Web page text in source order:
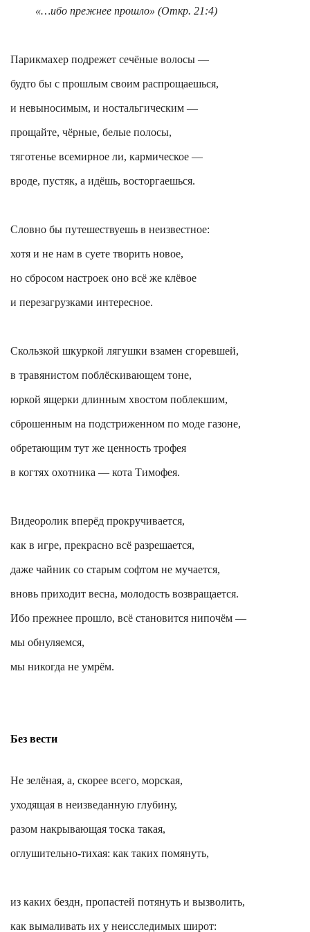
«…ибо прежнее прошло» (Откр. 21:4)
Парикмахер подрежет сечёные волосы —
будто бы с прошлым своим распрощаешься,
и невыносимым, и ностальгическим —
прощайте, чёрные, белые полосы,
тяготенье всемирное ли, кармическое —
вроде, пустяк, а идёшь, восторгаешься.
Словно бы путешествуешь в неизвестное:
хотя и не нам в суете творить новое,
но сбросом настроек оно всё же клёвое
и перезагрузками интересное.
Скользкой шкуркой лягушки взамен сгоревшей,
в травянистом поблёскивающем тоне,
юркой ящерки длинным хвостом поблекшим,
сброшенным на подстриженном по моде газоне,
обретающим тут же ценность трофея
в когтях охотника — кота Тимофея.
Видеоролик вперёд прокручивается,
как в игре, прекрасно всё разрешается,
даже чайник со старым софтом не мучается,
вновь приходит весна, молодость возвращается.
Ибо прежнее прошло, всё становится нипочём —
мы обнуляемся,
мы никогда не умрём.
Без вести
Не зелёная, а, скорее всего, морская,
уходящая в неизведанную глубину,
разом накрывающая тоска такая,
оглушительно-тихая: как таких помянуть,
из каких бездн, пропастей потянуть и вызволить,
как вымаливать их у неисследимых широт: